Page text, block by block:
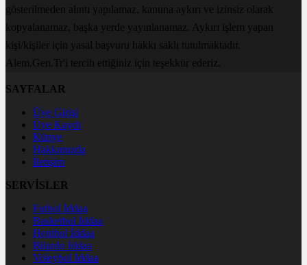
gösterilmeden alıntı yapılamaz, kanuna aykırı ve izinsiz olarak
kopyalanamaz, başka yerde yayınlanamaz. Aykırı işlem yapan
kişi/kişiler için yasal başvuru hakkı saklı tutulmaktadır.
Alem.Gen.Tr'i tercih ettiğiniz için teşekkür ederiz.
SAYFALAR
Üye Girişi
Üye Kaydı
Künye
Hakkımızda
İletişim
SERVİSLER
Futbol İddaa
Basketbol İddaa
Hentbol İddaa
Bilardo İddaa
Voleybol İddaa